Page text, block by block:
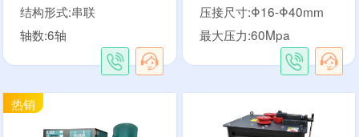
结构形式:串联
轴数:6轴
压接尺寸:Φ16-Φ40mm
最大压力:60Mpa